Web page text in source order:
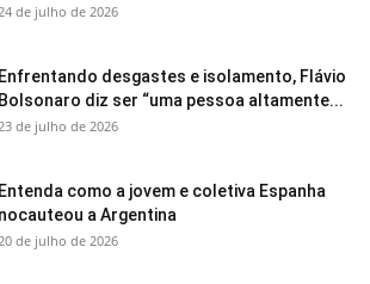
de julho de 2026
Enfrentando desgastes e isolamento, Flávio
Bolsonaro diz ser “uma pessoa altamente...
de julho de 2026
Entenda como a jovem e coletiva Espanha
nocauteou a Argentina
de julho de 2026